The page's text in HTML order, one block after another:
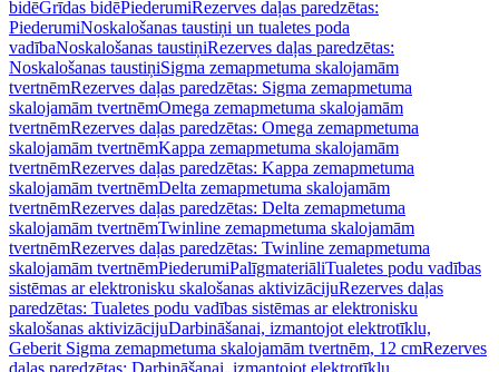
bidēGrīdas bidēPiederumiRezerves daļas paredzētas:
PiederumiNoskalošanas taustiņi un tualetes poda
vadībaNoskalošanas taustiņiRezerves daļas paredzētas:
Noskalošanas taustiņiSigma zemapmetuma skalojamām
tvertnēmRezerves daļas paredzētas: Sigma zemapmetuma
skalojamām tvertnēmOmega zemapmetuma skalojamām
tvertnēmRezerves daļas paredzētas: Omega zemapmetuma
skalojamām tvertnēmKappa zemapmetuma skalojamām
tvertnēmRezerves daļas paredzētas: Kappa zemapmetuma
skalojamām tvertnēmDelta zemapmetuma skalojamām
tvertnēmRezerves daļas paredzētas: Delta zemapmetuma
skalojamām tvertnēmTwinline zemapmetuma skalojamām
tvertnēmRezerves daļas paredzētas: Twinline zemapmetuma
skalojamām tvertnēmPiederumiPalīgmateriāliTualetes podu vadības
sistēmas ar elektronisku skalošanas aktivizācijuRezerves daļas
paredzētas: Tualetes podu vadības sistēmas ar elektronisku
skalošanas aktivizācijuDarbināšanai, izmantojot elektrotīklu,
Geberit Sigma zemapmetuma skalojamām tvertnēm, 12 cmRezerves
daļas paredzētas: Darbināšanai, izmantojot elektrotīklu,